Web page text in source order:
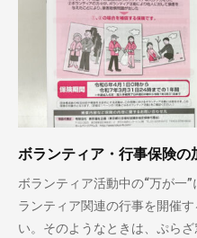
ボランティア・行事保険の
ボランティア活動中の“万が一
ランティア関連の行事を開催
い。そのようなときは、ぷら